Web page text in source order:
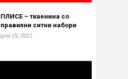
ПЛИСЕ – ткаенина со
правилни ситни набори
јули 29, 2021